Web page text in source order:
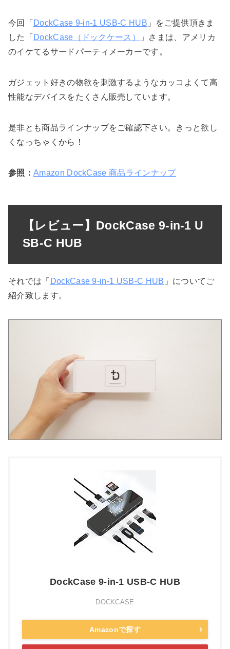
今回「 DockCase 9-in-1 USB-C HUB 」をご提供頂きま
した「 DockCase（ドックケース）
」さまは、アメリカ
のイケてるサードパーティメーカーです。
ガジェット好きの物欲を刺激するようなカッコよくて高
性能なデバイスをたくさん販売しています。
是非とも商品ラインナップをご確認下さい。きっと欲し
くなっちゃくから！
参照： Amazon DockCase 商品ラインナップ
【レビュー】DockCase 9-in-1 U
SB-C HUB
それでは「 DockCase 9-in-1 USB-C HUB 」についてご
紹介致します。
DockCase 9-in-1 USB-C HUB
DOCKCASE
Amazonで探す